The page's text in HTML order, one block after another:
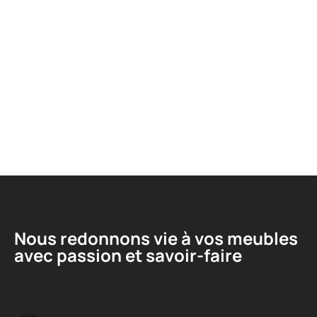
Nous redonnons vie à vos meubles
avec passion et savoir-faire